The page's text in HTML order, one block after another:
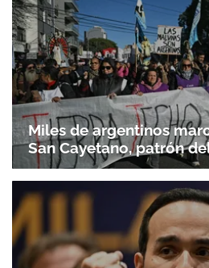
Miles de argentinos
San Cayetano, patrón